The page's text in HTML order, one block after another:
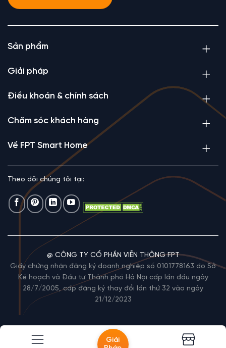
Sản phẩm
Giải pháp
Điều khoản & chính sách
Chăm sóc khách hàng
Về FPT Smart Home
Theo dõi chúng tôi tại:
@ CÔNG TY CỔ PHẦN VIỄN THÔNG FPT
Giấy chứng nhận đăng ký doanh nghiệp số 0101778163 do Sở
Kế hoạch và Đầu tư Thành phố Hà Nội cấp lần đầu ngày
28/7/2005, cấp đăng ký thay đổi lần thứ 32 vào ngày
21/12/2023
Giải